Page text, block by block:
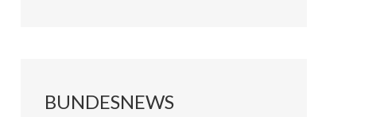
BUNDESNEWS